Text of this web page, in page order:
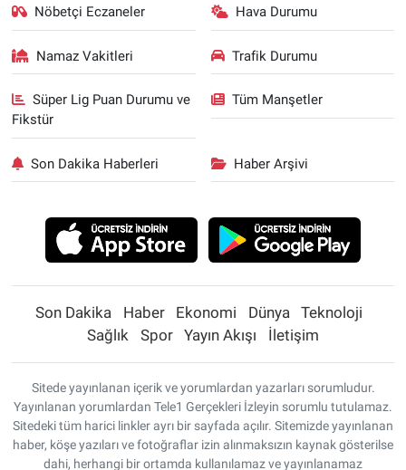
Nöbetçi Eczaneler Hava Durumu
Namaz Vakitleri Trafik Durumu
Süper Lig Puan Durumu ve
Fikstür
Tüm Manşetler
Son Dakika Haberleri Haber Arşivi
Son Dakika Haber Ekonomi Dünya
Teknoloji
Sağlık
Spor Yayın Akışı İletişim
Sitede yayınlanan içerik ve yorumlardan yazarları sorumludur.
Yayınlanan yorumlardan Tele1 Gerçekleri İzleyin sorumlu tutulamaz.
Sitedeki tüm harici linkler ayrı bir sayfada açılır. Sitemizde yayınlanan
haber, köşe yazıları ve fotoğraflar izin alınmaksızın kaynak gösterilse
dahi, herhangi bir ortamda kullanılamaz ve yayınlanamaz